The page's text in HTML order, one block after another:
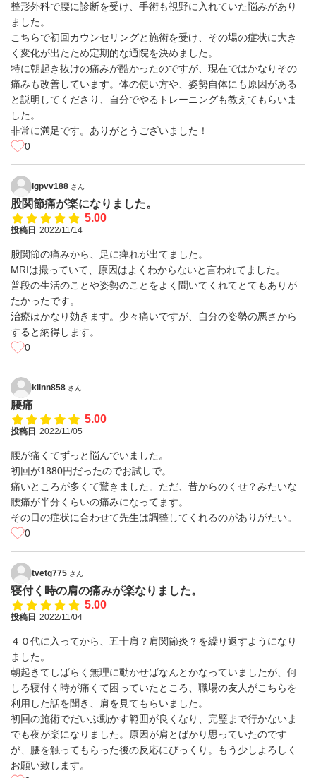
整形外科で腰に診断を受け、手術も視野に入れていた悩みがあり
ました。
こちらで初回カウンセリングと施術を受け、その場の症状に大き
く変化が出たため定期的な通院を決めました。
特に朝起き抜けの痛みが酷かったのですが、現在ではかなりその
痛みも改善しています。体の使い方や、姿勢自体にも原因がある
と説明してくださり、自分でやるトレーニングも教えてもらいま
した。
非常に満足です。ありがとうございました！
0
igpvv188 さん
股関節痛が楽になりました。
5.00
投稿日 2022/11/14
股関節の痛みから、足に痺れが出てました。
MRIは撮っていて、原因はよくわからないと言われてました。
普段の生活のことや姿勢のことをよく聞いてくれてとてもありが
たかったです。
治療はかなり効きます。少々痛いですが、自分の姿勢の悪さから
すると納得します。
0
klinn858 さん
腰痛
5.00
投稿日 2022/11/05
腰が痛くてずっと悩んでいました。
初回が1880円だったのでお試しで。
痛いところが多くて驚きました。ただ、昔からのくせ？みたいな
腰痛が半分くらいの痛みになってます。
その日の症状に合わせて先生は調整してくれるのがありがたい。
0
tvetg775 さん
寝付く時の肩の痛みが楽なりました。
5.00
投稿日 2022/11/04
４０代に入ってから、五十肩？肩関節炎？を繰り返すようになり
ました。
朝起きてしばらく無理に動かせばなんとかなっていましたが、何
しろ寝付く時が痛くて困っていたところ、職場の友人がこちらを
利用した話を聞き、肩を見てもらいました。
初回の施術でだいぶ動かす範囲が良くなり、完璧まで行かないま
でも夜が楽になりました。原因が肩とばかり思っていたのです
が、腰を触ってもらった後の反応にびっくり。もう少しよろしく
お願い致します。